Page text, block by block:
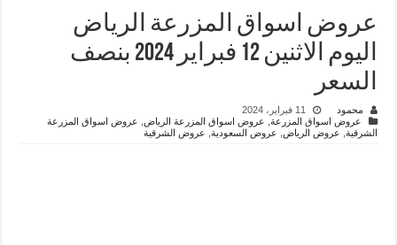
عروض اسواق المزرعة الرياض
اليوم الاثنين 12 فبراير 2024 بنصف
السعر
محمود
11 فبراير، 2024
عروض اسواق المزرعة, عروض اسواق المزرعة الرياض,
عروض اسواق المزرعة
الشرقية, عروض الرياض, عروض السعودية, عروض الشرقية